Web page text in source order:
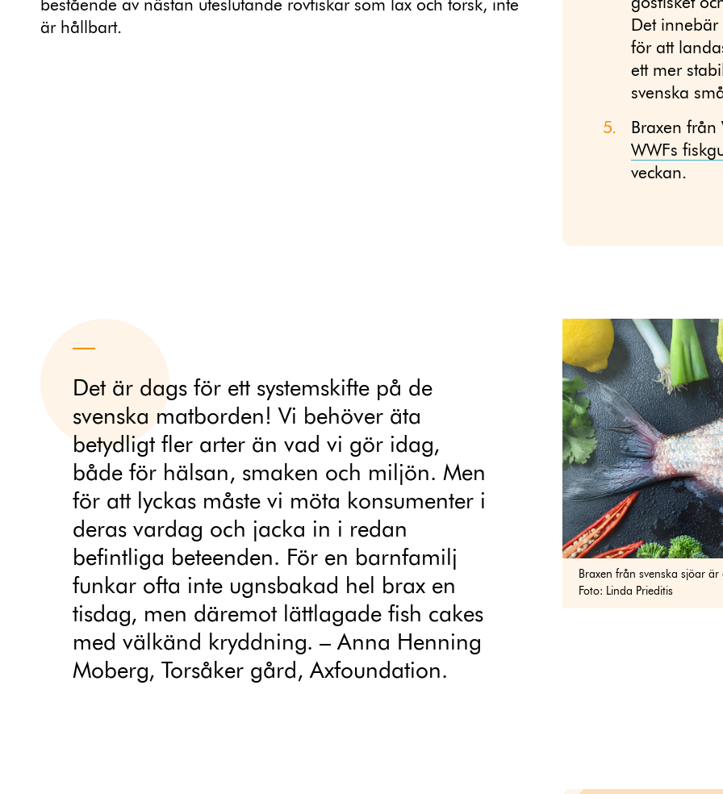
bestående av nästan uteslutande rovfiskar som lax och torsk, inte
är hållbart.
Det
för att
ett mer
svenska
Braxen
WWFs
veckan.
Det är dags för ett systemskifte på de
svenska matborden! Vi behöver äta
betydligt fler arter än vad vi gör idag,
både för hälsan, smaken och miljön. Men
för att lyckas måste vi möta konsumenter i
deras vardag och jacka in i redan
befintliga beteenden. För en barnfamilj
funkar ofta inte ugnsbakad hel brax en
tisdag, men däremot lättlagade fish cakes
med välkänd kryddning. – Anna Henning
Moberg, Torsåker gård, Axfoundation.
Braxen från svenska sjöar
Foto: Linda Prieditis